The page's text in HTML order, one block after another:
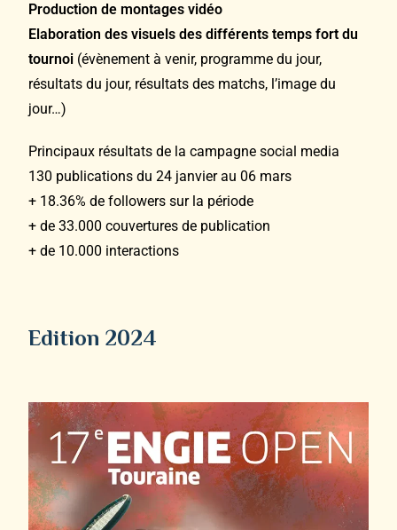
Production de montages vidéo
Elaboration des visuels des différents temps fort du
tournoi (évènement à venir, programme du jour,
résultats du jour, résultats des matchs, l’image du
jour…)
Principaux résultats de la campagne social media
130 publications du 24 janvier au 06 mars
+ 18.36% de followers sur la période
+ de 33.000 couvertures de publication
+ de 10.000 interactions
Edition 2024